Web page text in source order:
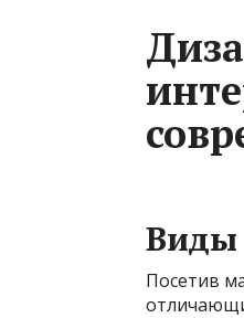
Виды
Посетив